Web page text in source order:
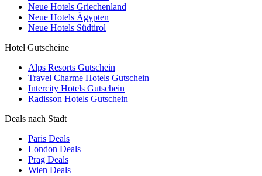
Neue Hotels Griechenland
Neue Hotels Ägypten
Neue Hotels Südtirol
Hotel Gutscheine
Alps Resorts Gutschein
Travel Charme Hotels Gutschein
Intercity Hotels Gutschein
Radisson Hotels Gutschein
Deals nach Stadt
Paris Deals
London Deals
Prag Deals
Wien Deals